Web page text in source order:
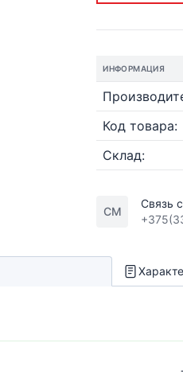
ИНФОРМАЦИЯ
Код товара:
Склад:
СМ
Связь